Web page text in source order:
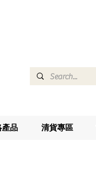
產品 清貨專區